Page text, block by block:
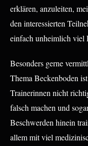
erklären, anzuleiten,
den interessierten
einfach unheimlich viel
Besonders gerne
Thema Beckenboden
Trainerinnen nicht
falsch machen und
Beschwerden hinein
allem mit viel